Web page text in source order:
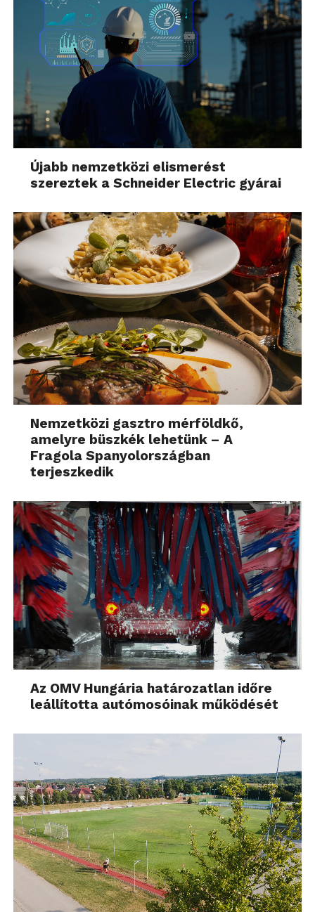
Újabb nemzetközi elismerést
szereztek a Schneider Electric gyárai
Nemzetközi gasztro mérföldkő,
amelyre büszkék lehetünk – A
Fragola Spanyolországban
terjeszkedik
Az OMV Hungária határozatlan időre
leállította autómosóinak működését